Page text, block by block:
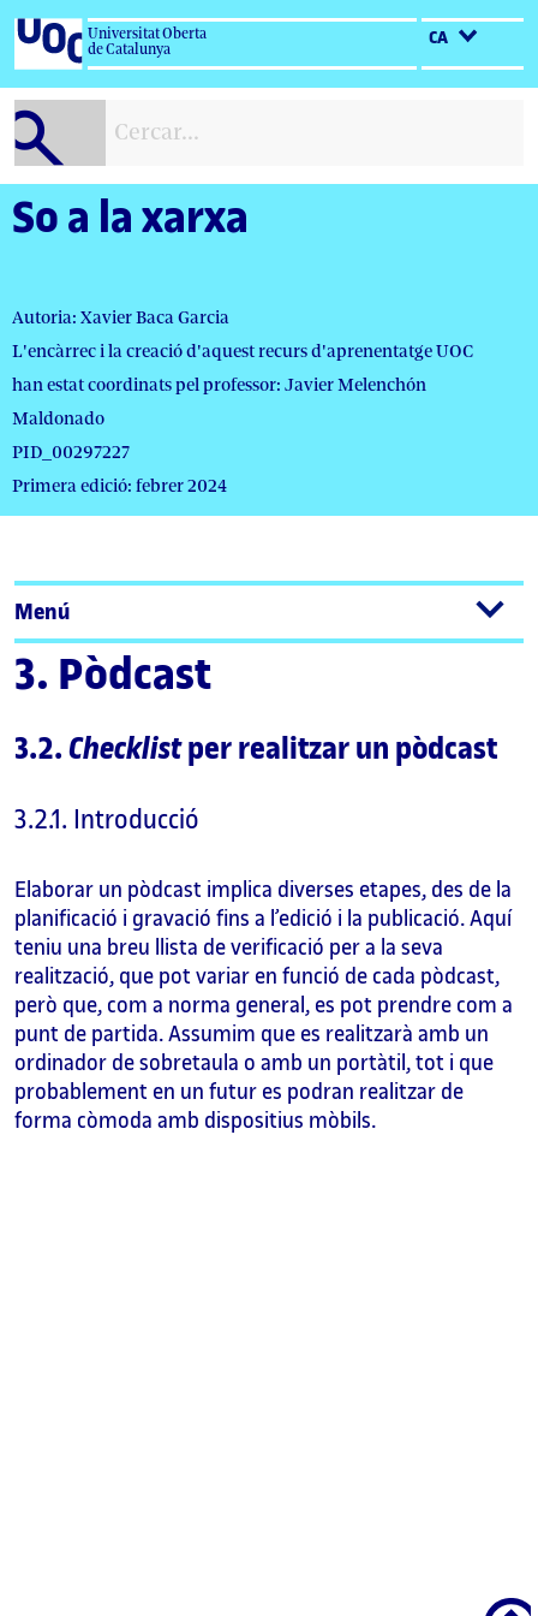
Salta
contingut
Universitat Oberta
de Catalunya
CA
So a la xarxa
Autoria: Xavier Baca Garcia
L'encàrrec i la creació d'aquest recurs d'aprenentatge UOC
han estat coordinats pel professor: Javier Melenchón
Maldonado
PID_00297227
Primera edició: febrer 2024
Menú
3. Pòdcast
3.2. Checklistper realitzar un pòdcast
3.2.1. Introducció
Elaborar un pòdcast implica diverses etapes, des de la
planificació i gravació fins a l’edició i la publicació. Aquí
teniu una breu llista de verificació per a la seva
realització, que pot variar en funció de cada pòdcast,
però que, com a norma general, es pot prendre com a
punt de partida. Assumim que es realitzarà amb un
ordinador de sobretaula o amb un portàtil, tot i que
probablement en un futur es podran realitzar de
forma còmoda amb dispositius mòbils.